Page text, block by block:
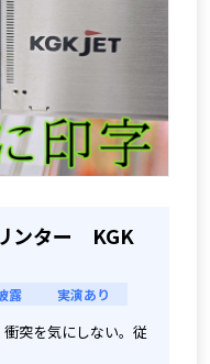
ンター KGK
露 実演あり
突を気にしない。従